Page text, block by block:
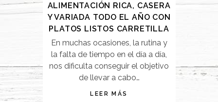
ALIMENTACIÓN RICA, CASERA
Y VARIADA TODO EL AÑO CON
PLATOS LISTOS CARRETILLA
En muchas ocasiones, la rutina y
la falta de tiempo en el día a día,
nos dificulta conseguir el objetivo
de llevar a cabo…
LEER MÁS